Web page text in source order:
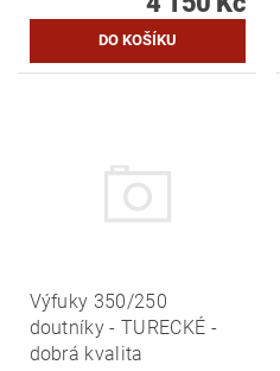
Výfuky 350/250
doutníky - TURECKÉ -
dobrá kvalita